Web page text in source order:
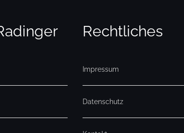
Rechtliches
Impressum
Datenschutz